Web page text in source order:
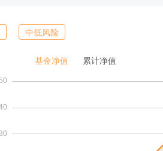
中低风险
基金净值 累计净值